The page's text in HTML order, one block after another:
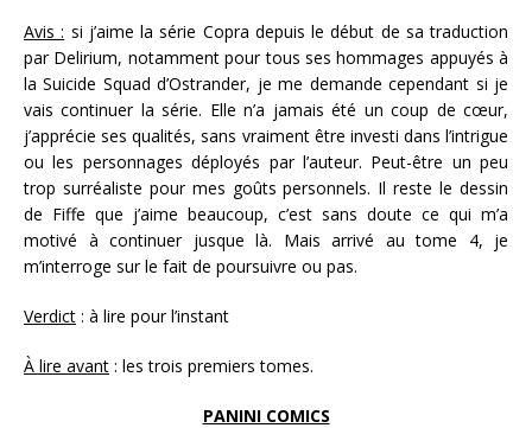
Avis : si j’aime la série Copra depuis le début de sa traduction
par Delirium, notamment pour tous ses hommages appuyés à
la Suicide Squad d’Ostrander, je me demande cependant si je
vais continuer la série. Elle n’a jamais été un coup de cœur,
j’apprécie ses qualités, sans vraiment être investi dans l’intrigue
ou les personnages déployés par l’auteur. Peut-être un peu
trop surréaliste pour mes goûts personnels. Il reste le dessin
de Fiffe que j’aime beaucoup, c’est sans doute ce qui m’a
motivé à continuer jusque là. Mais arrivé au tome 4, je
m’interroge sur le fait de poursuivre ou pas.
Verdict : à lire pour l’instant
À lire avant : les trois premiers tomes.
PANINI COMICS